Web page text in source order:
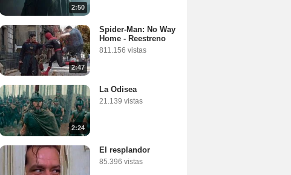
2:50
2:47
Spider-Man: No Way
Home - Reestreno
811.156 vistas
2:24
La Odisea
21.139 vistas
El resplandor
85.396 vistas